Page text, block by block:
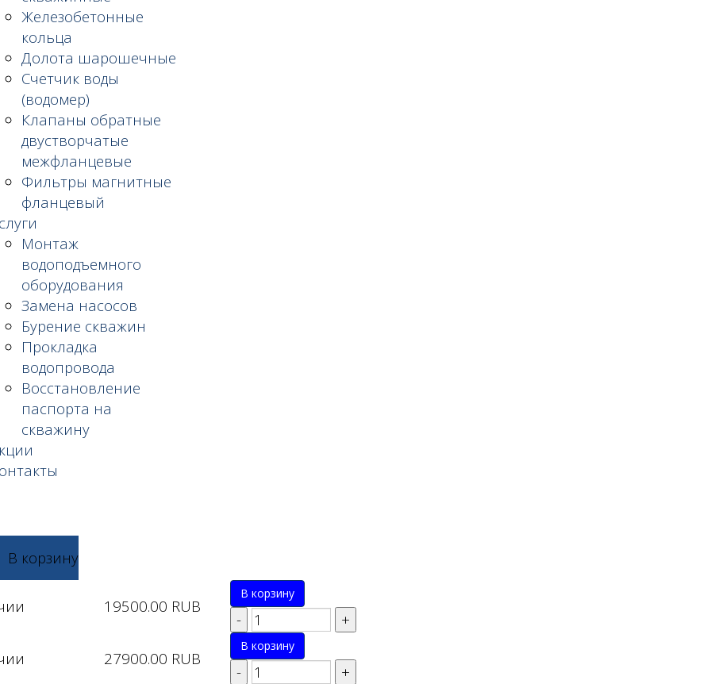
Железобетонные
кольца
Долота шарошечные
Счетчик воды
(водомер)
Клапаны обратные
двустворчатые
межфланцевые
Фильтры магнитные
фланцевый
Монтаж
водоподъемного
оборудования
Замена насосов
Бурение скважин
Прокладка
водопровода
Восстановление
паспорта на
скважину
В корзину
19500.00 RUB
В корзину
27900.00 RUB
В корзину